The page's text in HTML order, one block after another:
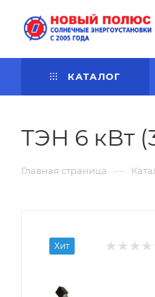
КАТАЛОГ
ТЭН 6 кВт
Главная страница —
Хит